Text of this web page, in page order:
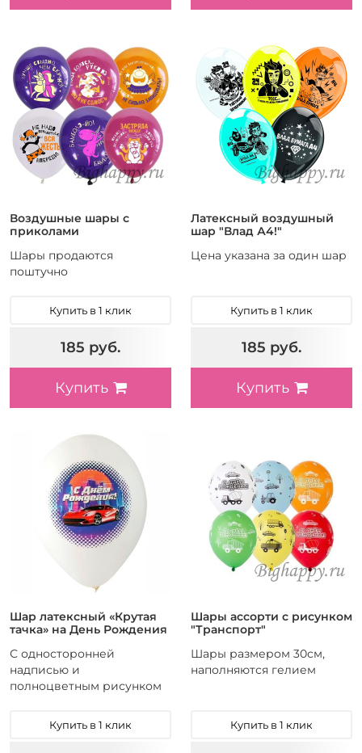
Воздушные шары с
приколами
Шары продаются
поштучно
Купить в 1 клик
185 руб.
Купить
Латексный воздушный
шар "Влад А4!"
Цена указана за один шар
Купить в 1 клик
185 руб.
Купить
Шар латексный «Крутая
тачка» на День Рождения
С односторонней
надписью и
полноцветным рисунком
Купить в 1 клик
Шары ассорти с рисунком
"Транспорт"
Шары размером 30см,
наполняются гелием
Купить в 1 клик